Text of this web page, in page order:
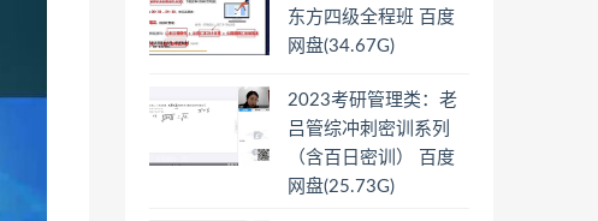
东方四级全程班 百度
网盘(34.67G)
2023考研管理类：老
吕管综冲刺密训系列
（含百日密训） 百度
网盘(25.73G)